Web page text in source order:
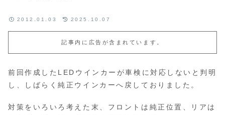
2012.01.03 2025.10.07
記事内に広告が含まれています。
前回作成したLEDウインカーが車検に対応しないと判明
し、しばらく純正ウインカーへ戻しておりました。
対策をいろいろ考えた末、フロントは純正位置、リアは